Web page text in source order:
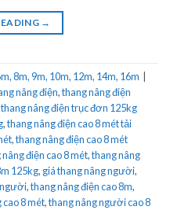
→
8m, 9m, 10m, 12m, 14m, 16m
nâng điện,thang nâng điện
thang nâng điện trục đơn 125kg
,thang nâng điện cao 8 mét tải
,thang nâng điện cao 8 mét
điện cao 8 mét,thang nâng
125kg, giá thang nâng người,
,thang nâng điện cao 8m,
cao 8 mét,thang nâng người cao 8